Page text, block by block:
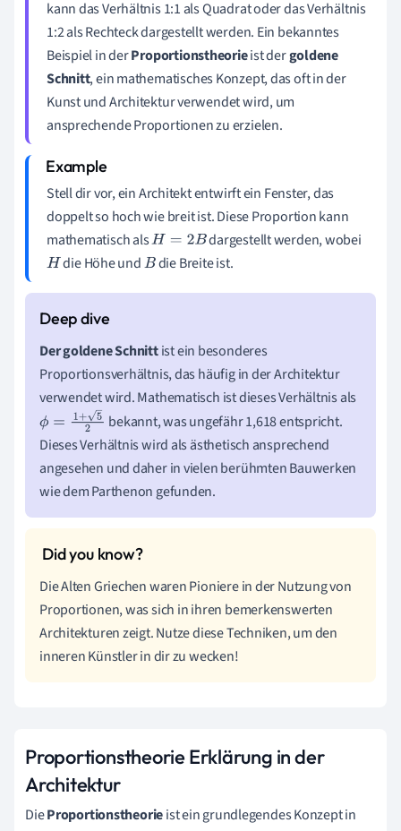
kann das Verhältnis 1:1 als Quadrat oder das Verhältnis
1:2 als Rechteck dargestellt werden. Ein bekanntes
Beispiel in derProportionstheorieist dergoldene
Schnitt, ein mathematisches Konzept, das oft in der
Kunst und Architektur verwendet wird, um
ansprechende Proportionen zu erzielen.
Stell dir vor, ein Architekt entwirft ein Fenster, das
doppelt so hoch wie breit ist. Diese Proportion kann
mathematisch alsH= 2B
dargestellt werden, wobei
H die Höhe undB die Breite ist.
Der goldene Schnittist ein besonderes
Proportionsverhältnis, das häufig in der Architektur
verwendet wird. Mathematisch ist dieses Verhältnis als
ϕ =1+ 52
bekannt, was ungefähr 1,618 entspricht.
Dieses Verhältnis wird als ästhetisch ansprechend
angesehen und daher in vielen berühmten Bauwerken
wie dem Parthenon gefunden.
Die Alten Griechen waren Pioniere in der Nutzung von
Proportionen, was sich in ihren bemerkenswerten
Architekturen zeigt. Nutze diese Techniken, um den
inneren Künstler in dir zu wecken!
Proportionstheorie Erklärung in der
Architektur
DieProportionstheorieist ein grundlegendes Konzept in